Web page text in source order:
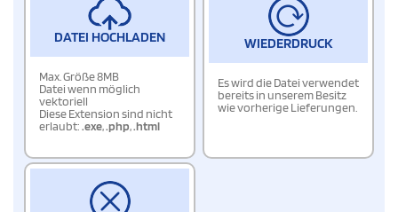
DATEI HOCHLADEN
Max. Größe 8MB
Datei wenn möglich
vektoriell
Diese Extension sind nicht
erlaubt:.exe,.php,.html
WIEDERDRUCK
Es wird die Datei verwendet
bereits in unserem Besitz
wie vorherige Lieferungen.